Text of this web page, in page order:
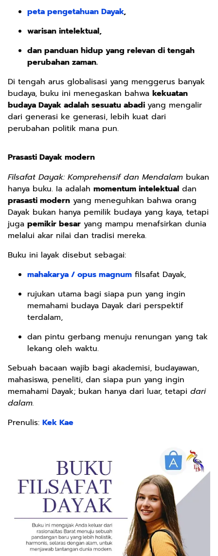
peta pengetahuan Dayak,
warisan intelektual,
dan panduan hidup yang relevan di tengah
perubahan zaman.
Di tengah arus globalisasi yang menggerus banyak
budaya, buku ini menegaskan bahwa kekuatan
budaya Dayak adalah sesuatu abadi yang mengalir
dari generasi ke generasi, lebih kuat dari
perubahan politik mana pun.
Prasasti Dayak modern
Filsafat Dayak: Komprehensif dan Mendalam bukan
hanya buku. Ia adalah momentum intelektual dan
prasasti modern yang meneguhkan bahwa orang
Dayak bukan hanya pemilik budaya yang kaya, tetapi
juga pemikir besar yang mampu menafsirkan dunia
melalui akar nilai dan tradisi mereka.
Buku ini layak disebut sebagai:
mahakarya / opus magnum filsafat Dayak,
rujukan utama bagi siapa pun yang ingin
memahami budaya Dayak dari perspektif
terdalam,
dan pintu gerbang menuju renungan yang tak
lekang oleh waktu.
Sebuah bacaan wajib bagi akademisi, budayawan,
mahasiswa, peneliti, dan siapa pun yang ingin
memahami Dayak; bukan hanya dari luar, tetapi dari
dalam.
Prenulis: Kek Kae